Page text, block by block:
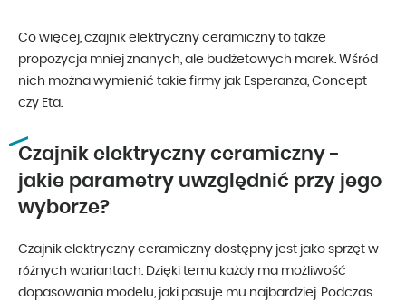
Co więcej, czajnik elektryczny ceramiczny to także
propozycja mniej znanych, ale budżetowych marek. Wśród
nich można wymienić takie firmy jak Esperanza, Concept
czy Eta.
Czajnik elektryczny ceramiczny -
jakie parametry uwzględnić przy jego
wyborze?
Czajnik elektryczny ceramiczny dostępny jest jako sprzęt w
różnych wariantach. Dzięki temu każdy ma możliwość
dopasowania modelu, jaki pasuje mu najbardziej. Podczas